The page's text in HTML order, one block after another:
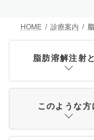
HOME 診療案内
脂肪溶解注射
このような方